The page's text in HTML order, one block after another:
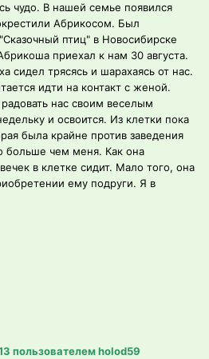
чудо. В нашей семье появился
Абрикосом. Был
птиц" в Новосибирске
приехал к нам 30 августа.
сидел трясясь и шарахаясь от нас.
идти на контакт с женой.
нас своим веселым
и освоится. Из клетки пока
была крайне против заведения
больше чем меня. Как она
в клетке сидит. Мало того, она
ему подруги. Я в
пользователем holod59